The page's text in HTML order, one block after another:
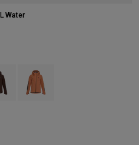
Water
of Preto.
swatch type of Castanho de cacau.
Product swatch type of Coral.